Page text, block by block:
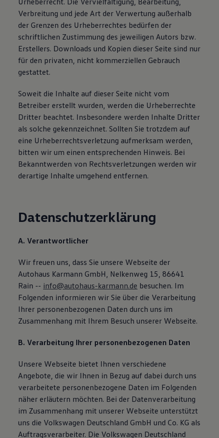
Magazin
Lifestyle
Transport
Familie
Elektromobilität
Volkswagen R
Pannen- und Unfallhilfe
Volkswagen Kundenbetreuung
Verbreitung und jede Art der Verwertung außerhalb
der Grenzen des Urheberrechtes bedürfen der
schriftlichen Zustimmung des jeweiligen Autors bzw.
Erstellers. Downloads und Kopien dieser Seite sind nur
für den privaten, nicht kommerziellen Gebrauch
gestattet.
Soweit die Inhalte auf dieser Seite nicht vom
Betreiber erstellt wurden, werden die Urheberrechte
Dritter beachtet. Insbesondere werden Inhalte Dritter
als solche gekennzeichnet. Sollten Sie trotzdem auf
eine Urheberrechtsverletzung aufmerksam werden,
bitten wir um einen entsprechenden Hinweis. Bei
Bekanntwerden von Rechtsverletzungen werden wir
derartige Inhalte umgehend entfernen.
Datenschutzerklärung
A. Verantwortlicher
Wir freuen uns, dass Sie unsere Webseite der
Autohaus Karmann GmbH, Nelkenweg 15, 86641
Rain -- info@autohaus-karmann.de besuchen. Im
Folgenden informieren wir Sie über die Verarbeitung
Ihrer personenbezogenen Daten durch uns im
Zusammenhang mit Ihrem Besuch unserer Webseite.
B. Verarbeitung Ihrer personenbezogenen Daten
Unsere Webseite bietet Ihnen verschiedene
Angebote, die wir Ihnen in Bezug auf dabei durch uns
verarbeitete personenbezogene Daten im Folgenden
näher erläutern möchten. Bei der Datenverarbeitung
im Zusammenhang mit unserer Webseite unterstützt
uns die Volkswagen Deutschland GmbH und Co. KG als
Auftragsverarbeiter. Die Volkswagen Deutschland